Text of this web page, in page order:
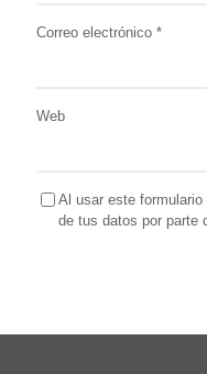
Correo electrónico *
Web
Al usar este
de tus datos por parte